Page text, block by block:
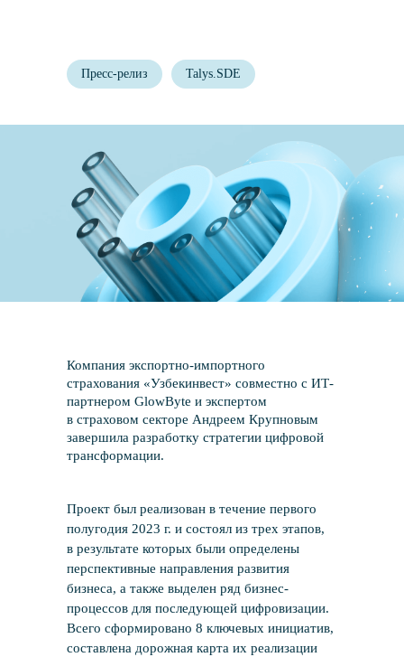
Пресс-релиз Talys.SDE
Компания экспортно-импортного
страхования «Узбекинвест» совместно с ИТ-
партнером GlowByte и экспертом
в страховом секторе Андреем Крупновым
завершила разработку стратегии цифровой
трансформации.
Проект был реализован в течение первого
полугодия 2023 г. и состоял из трех этапов,
в результате которых были определены
перспективные направления развития
бизнеса, а также выделен ряд бизнес-
процессов для последующей цифровизации.
Всего сформировано 8 ключевых инициатив,
составлена дорожная карта их реализации